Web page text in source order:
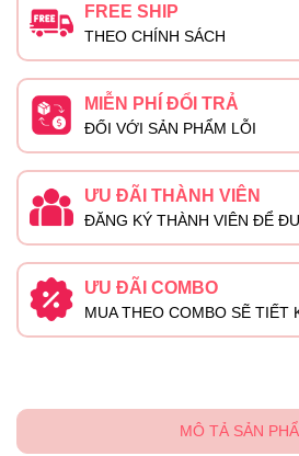
FREE SHIP
THEO CHÍNH SÁCH
MIỄN PHÍ ĐỔI TRẢ
ĐỐI VỚI SẢN PHẨM LỖI
ƯU ĐÃI THÀNH VIÊN
ĐĂNG KÝ THÀNH VIÊN ĐỂ
ƯU ĐÃI COMBO
MUA THEO COMBO SẼ TIẾT
MÔ TẢ SẢN